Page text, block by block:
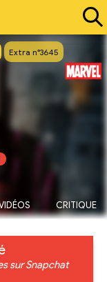
Extra n°3645
CRITIQUE
sur Snapchat